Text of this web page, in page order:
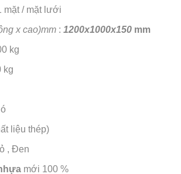
mặt / mặt lưới
x cao)mm :1200x1000x150 mm
kg
kg
liệu thép)
, Đen
mới 100 %